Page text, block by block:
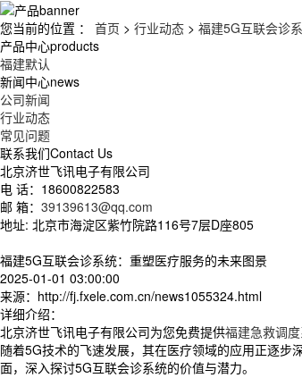
您当前的位置 ： 首页 > 行业动态 > 福建5G互联会诊
产品中心products
福建默认
新闻中心news
公司新闻
行业动态
常见问题
联系我们Contact Us
北京济世飞讯电子有限公司
电 话：18600822583
邮 箱： 39139613@qq.com
地址: 北京市海淀区紫竹院路116号7层D座805
福建5G互联会诊系统：重塑医疗服务的未来图景
2025-01-01 03:00:00
来源：http://fj.fxele.com.cn/news1055324.html
详细介绍：
北京济世飞讯电子有限公司为您免费提供福建急救调
随着5G技术的飞速发展，其在医疗领域的应用正逐步深
面，深入探讨5G互联会诊系统的价值与潜力。